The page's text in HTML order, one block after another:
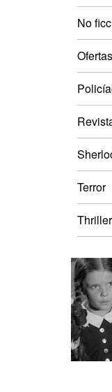
No
Ofertas
Terror
Thriller